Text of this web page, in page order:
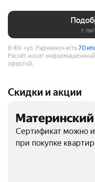
с
В ЖК «ул. Радченко» есть70
Расчёт носит
офертой.
Скидки и акции
Сертификат можно
при покупке